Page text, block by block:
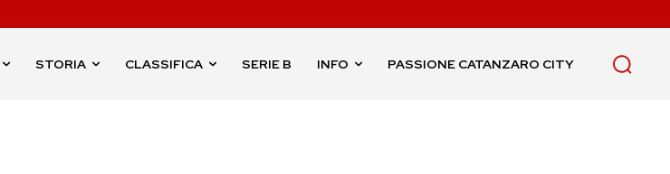
STORIA CLASSIFICA SERIE B INFO PASSIONE CATANZARO CITY